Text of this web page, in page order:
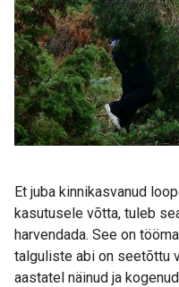
Et juba kinnikasvanud
kasutusele võtta, tuleb
harvendada. See on
talguliste abi on seetõttu
aastatel näinud ja